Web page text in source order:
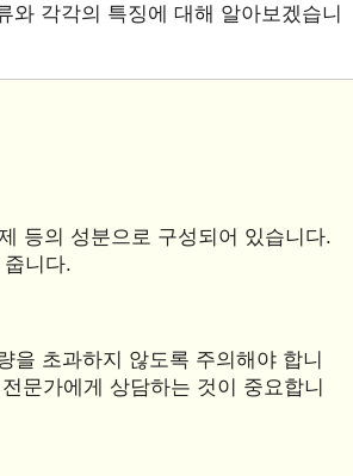
각각의 특징에 대해 알아보겠습니
등의 성분으로 구성되어 있습니다.
니다.
을 초과하지 않도록 주의해야 합니
문가에게 상담하는 것이 중요합니